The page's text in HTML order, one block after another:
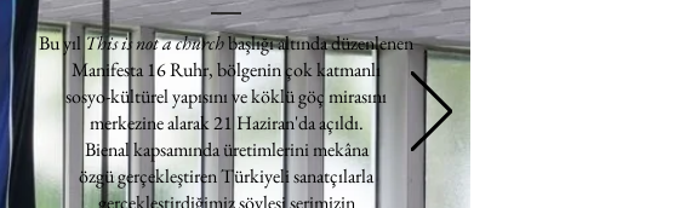
Bu yılThis is not a churchbaşlığı altında düzenlenen
Manifesta 16 Ruhr, bölgenin çok katmanlı
sosyo-kültürel yapısını ve köklü göç mirasını
merkezine alarak 21 Haziran'da açıldı.
Bienal kapsamında üretimlerini mekâna
özgü gerçekleştiren Türkiyeli sanatçılarla
gerçekleştirdiğimiz söyleşi serimizin